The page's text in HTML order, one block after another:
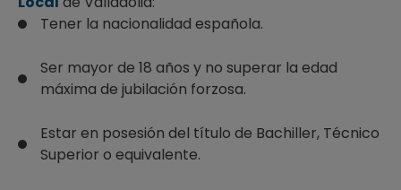
Tener la nacionalidad española.
Ser mayor de 18 años y no superar la edad
máxima de jubilación forzosa.
Estar en posesión del título de Bachiller, Técnico
Superior o equivalente.